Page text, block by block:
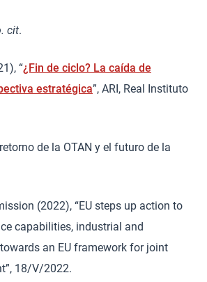
cit.
“¿Fin de ciclo? La caída de
estratégica”, ARI, Real Instituto
de la OTAN y el futuro de la
(2022), “EU steps up action to
capabilities, industrial and
an EU framework for joint
18/V/2022.